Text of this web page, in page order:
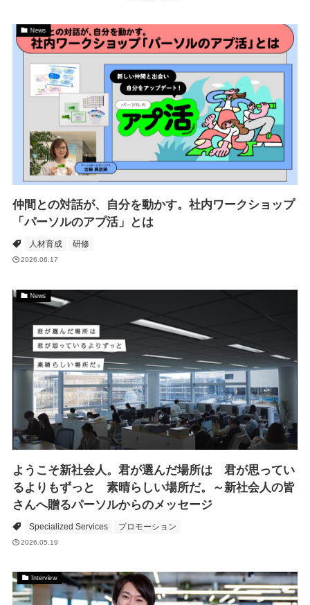
News
仲間との対話が、自分を動かす。社内ワークショップ
「パーソルのアプ活」とは
人材育成 研修
2026.06.17
News
ようこそ新社会人。君が選んだ場所は 君が思ってい
るよりもずっと 素晴らしい場所だ。～新社会人の皆
さんへ贈るパーソルからのメッセージ
Specialized Services プロモーション
2026.05.19
Interview